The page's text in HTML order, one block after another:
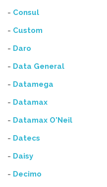
- Consul
- Custom
- Daro
- Data General
- Datamega
- Datamax
- Datamax O'Neil
- Datecs
- Daisy
- Decimo